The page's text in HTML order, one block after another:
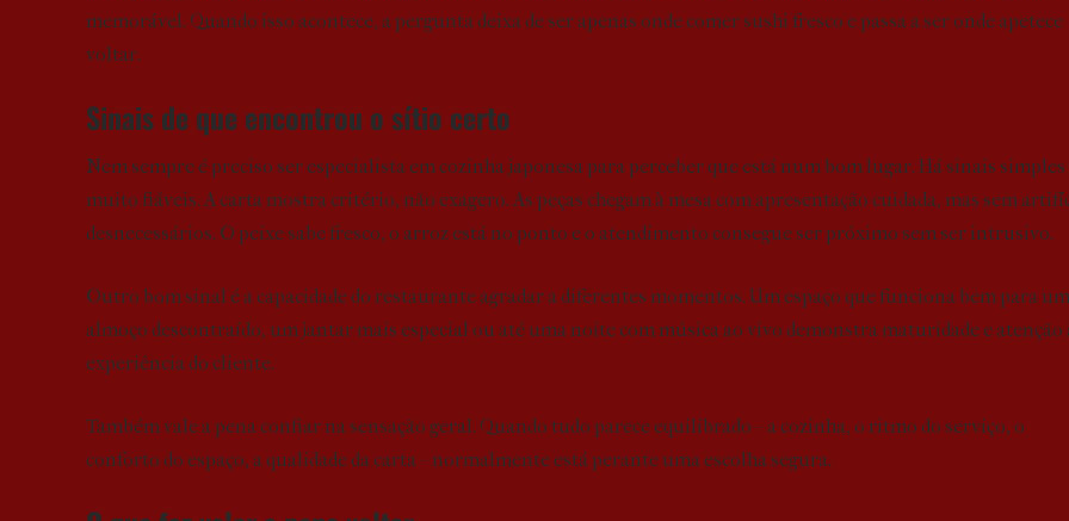
memorável. Quando isso acontece, a pergunta deixa de ser apenas onde comer sushi fresco e passa a ser onde apetece
voltar.
Sinais de que encontrou o sítio certo
Nem sempre é preciso ser especialista em cozinha japonesa para perceber que está num bom lugar. Há sinais simples
muito fiáveis. A carta mostra critério, não exagero. As peças chegam à mesa com apresentação cuidada, mas sem
desnecessários. O peixe sabe fresco, o arroz está no ponto e o atendimento consegue ser próximo sem ser intrusivo.
Outro bom sinal é a capacidade do restaurante agradar a diferentes momentos. Um espaço que funciona bem para um
almoço descontraído, um jantar mais especial ou até uma noite com música ao vivo demonstra maturidade e atenção
experiência do cliente.
Também vale a pena confiar na sensação geral. Quando tudo parece equilibrado – a cozinha, o ritmo do serviço, o
conforto do espaço, a qualidade da carta – normalmente está perante uma escolha segura.